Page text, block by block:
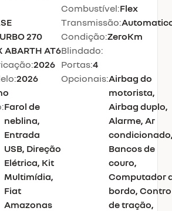
270
ABARTH AT6
2026
2026
Farol de
neblina,
Entrada
USB, Direção
Elétrica, Kit
Multimídia,
Fiat
Amazonas
Combustível:Flex
Transmissão:
Condição:ZeroKm
Blindado:
Portas:4
Opcionais:Airbag do
motorista,
Airbag duplo,
Alarme, Ar
Bancos de
couro,
Computador
bordo,
de tração,